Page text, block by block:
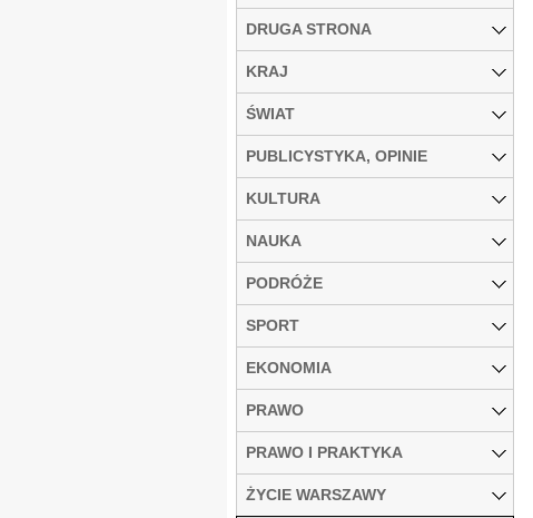
DRUGA STRONA
KRAJ
ŚWIAT
PUBLICYSTYKA, OPINIE
KULTURA
NAUKA
PODRÓŻE
SPORT
EKONOMIA
PRAWO
PRAWO I PRAKTYKA
ŻYCIE WARSZAWY